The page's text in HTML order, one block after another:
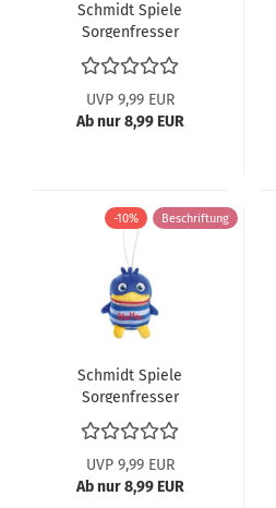
Schmidt Spiele
Sorgenfresser
Anhänger Gretchen
42667
UVP 9,99 EUR
Ab nur 8,99 EUR
-10% Beschriftung
Schmidt Spiele
Sorgenfresser
Anhänger Ping Ping
42672
UVP 9,99 EUR
Ab nur 8,99 EUR